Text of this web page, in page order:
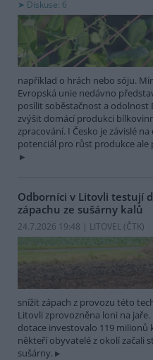
Diskuse: 6
například o hrách nebo sóju.
Evropská unie nedávno
posílit soběstačnost a odolnost
zvýšit domácí produkci
zpracování. I Česko je závislé
potenciál pro růst produkce ale
Odborníci v Litovli testují
zápachu ze sušárny kalů
24.7.2026 19:48 | LITOVEL (ČTK)
snížit zápach z provozu této
Litovli zprovozněna loni na
dotace investovalo 119 milionů
někteří obyvatelé z okolí začali
sušárny.